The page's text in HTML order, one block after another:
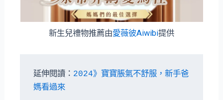
新生兒禮物推薦由愛薇彼Aiwibi提供
延伸閱讀： 2024》寶寶脹氣不舒服，新手爸
媽看過來